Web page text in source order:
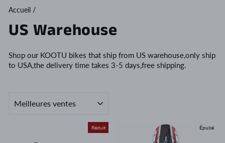
Accueil /
US Warehouse
Shop our KOOTU bikes that ship from US warehouse,only ship
to USA,the delivery time takes 3-5 days,free shipping.
Réduit Épuisé